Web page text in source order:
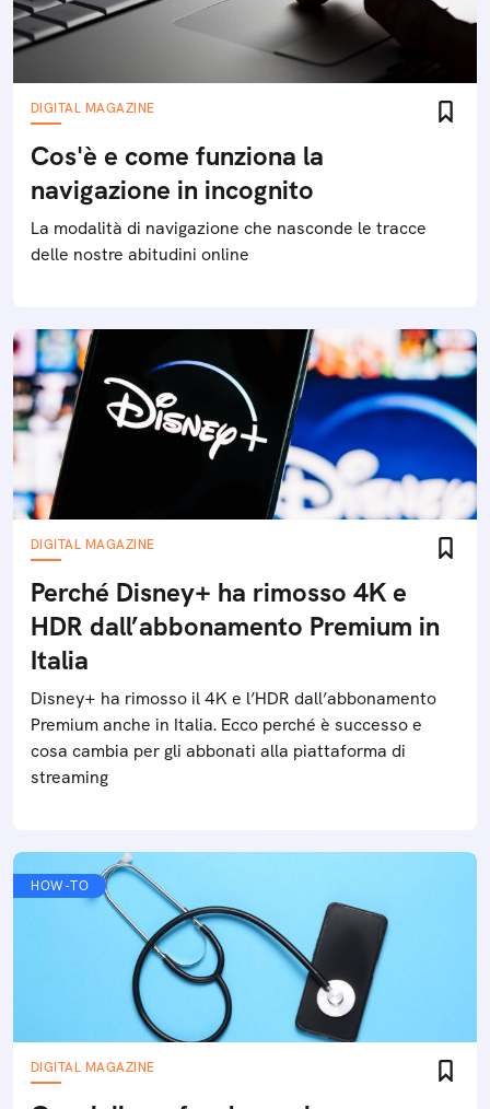
DIGITAL MAGAZINE
Cos'è e come funziona la
navigazione in incognito
La modalità di navigazione che nasconde le tracce
delle nostre abitudini online
DIGITAL MAGAZINE
Perché Disney+ ha rimosso 4K e
HDR dall’abbonamento Premium in
Italia
Disney+ ha rimosso il 4K e l’HDR dall’abbonamento
Premium anche in Italia. Ecco perché è successo e
cosa cambia per gli abbonati alla piattaforma di
streaming
HOW-TO
DIGITAL MAGAZINE